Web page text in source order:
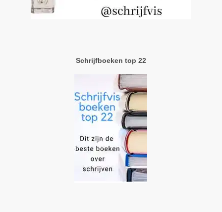
Schrijfboeken top 22